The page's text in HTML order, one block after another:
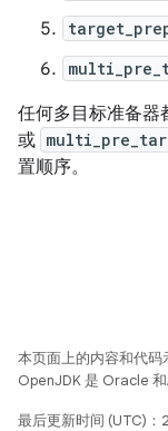
任何多目标准备器
或
置顺序。
本页面上的内容和代码
OpenJDK 是 Oracle
最后更新时间 (UTC)：